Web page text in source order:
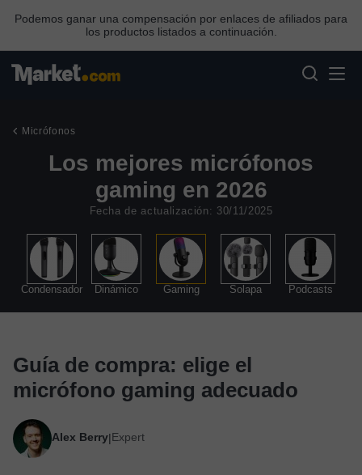
Podemos ganar una compensación por enlaces de afiliados para
los productos listados a continuación.
Micrófonos
Los mejores micrófonos
gaming en 2026
Fecha de actualización: 30/11/2025
Condensador Dinámico Gaming Solapa Podcasts
Guía de compra: elige el
micrófono gaming adecuado
Alex Berry|Expert